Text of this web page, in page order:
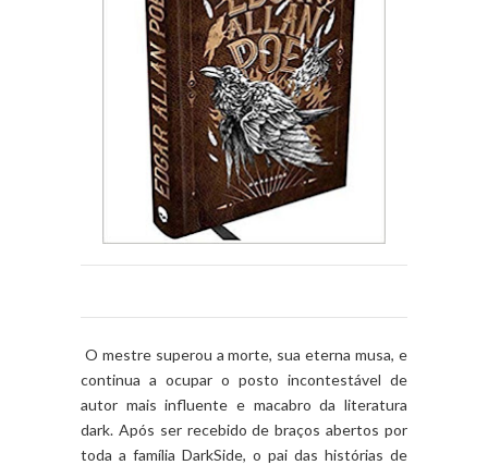
O mestre superou a morte, sua eterna musa, e
continua a ocupar o posto incontestável de
autor mais influente e macabro da literatura
dark. Após ser recebido de braços abertos por
toda a família DarkSide, o pai das histórias de